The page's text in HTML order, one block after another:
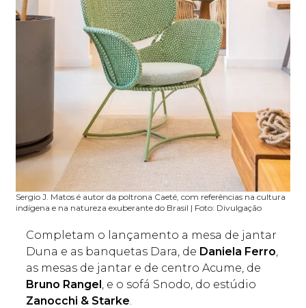
Sergio J. Matos é autor da poltrona Caeté, com referências na cultura
indígena e na natureza exuberante do Brasil | Foto: Divulgação
Completam o lançamento a mesa de jantar
Duna e as banquetas Dara, de Daniela Ferro
as mesas de jantar e de centro Acume, de
Bruno Rangel , e o sofá Snodo, do estúdio
Zanocchi & Starke